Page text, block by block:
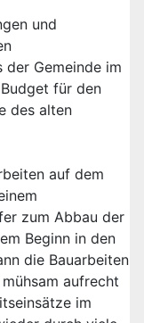
und
der Gemeinde im
für den
des alten
auf dem
zum Abbau der
Beginn in den
die Bauarbeiten
aufrecht
im